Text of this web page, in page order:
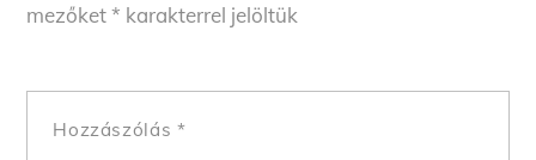
mezőket* karakterrel jelöltük
Hozzászólás *